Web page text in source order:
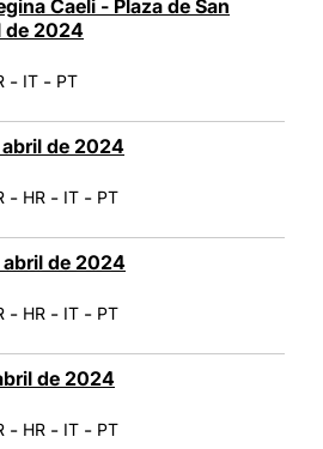
Caeli - Plaza de San
de 2024
- IT - PT
abril de 2024
- HR - IT - PT
abril de 2024
- HR - IT - PT
de 2024
- HR - IT - PT